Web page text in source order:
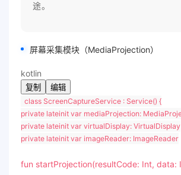
途。
屏幕采集模块（MediaProjection）
kotlin
复制
编辑
class ScreenCaptureService : Service() {
private lateinit var mediaProjection:
private lateinit var virtualDisplay: VirtualDisplay
private lateinit var imageReader: ImageReader
fun startProjection(resultCode: Int, data: